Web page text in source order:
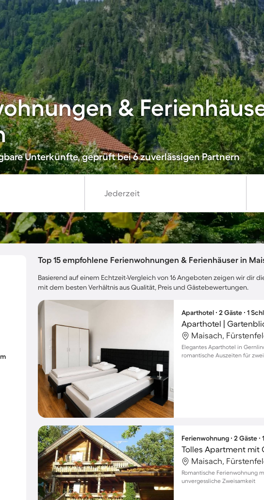
&
Unterkünfte, geprüft bei 6 zuverlässigen Partnern
Jederzeit
Top 15 empfohlene Ferienwohnungen & Ferienhäuser in
Basierend auf einem Echtzeit-Vergleich von 16 Angeboten zeigen wir dir
mit dem besten Verhältnis aus Qualität, Preis und Gästebewertungen.
Aparthotel ∙ 2 Gäste ∙ 1
Aparthotel |
Maisach,
Elegantes Aparthotel in
romantische Auszeiten für
Ferienwohnung ∙ 2 Gäste ∙
Tolles Apartment mit
Maisach,
Romantische Ferienwohnung
unvergessliche Zweisamkeit